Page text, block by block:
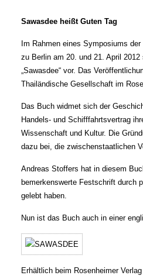
Sawasdee heißt Guten Tag
Im Rahmen eines Symposiums
zu Berlin am 20. und 21. April
„Sawasdee“ vor. Das
Thailändische Gesellschaft im
Das Buch widmet sich der
Handels- und Schifffahrtsvertrag
Wissenschaft und Kultur. Die
dazu bei, die zwischenstaatlichen
Andreas Stoffers hat in diesem
bemerkenswerte Festschrift durch
gelebt haben.
Nun ist das Buch auch in einer
Erhältlich beim Rosenheimer Verlag